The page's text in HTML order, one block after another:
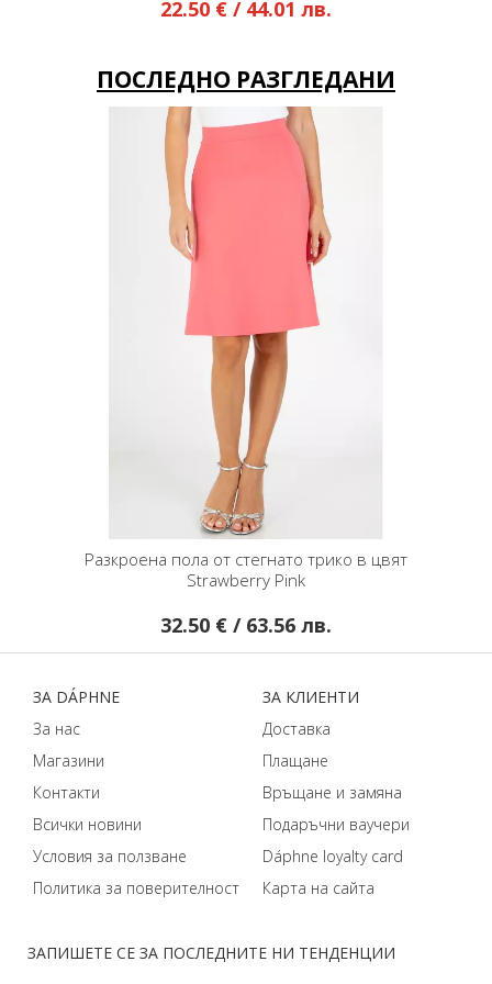
ПОСЛЕДНО РАЗГЛЕДАНИ
Разкроена пола от стегнато трико в цвят
Strawberry Pink
32.50 € / 63.56 лв.
ЗАПИШЕТЕ СЕ ЗА ПОСЛЕДНИТЕ НИ ТЕНДЕНЦИИ
ЗA DÁPHNЕ
За нас
Магазини
Контакти
Всички новини
Условия за ползване
Политика за поверителност
ЗA КЛИЕНТИ
Доставка
Плащане
Връщане и замяна
Подаръчни ваучери
Dáphnе loyalty card
Карта на сайта